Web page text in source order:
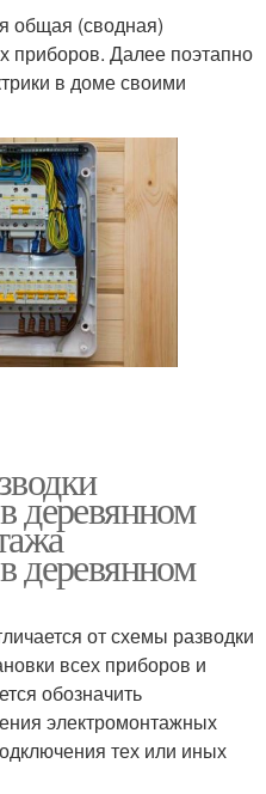
общая (сводная)
приборов. Далее поэтапно
в доме своими
деревянном
деревянном
от схемы разводки
всех приборов и
обозначить
электромонтажных
тех или иных